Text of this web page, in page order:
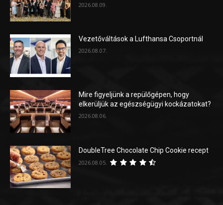
2026.08.09.
Vezetőváltások a Lufthansa Csoportnál
2026.08.07.
Mire figyeljünk a repülőgépen, hogy
elkerüljük az egészségügyi kockázatokat?
2026.08.06.
DoubleTree Chocolate Chip Cookie recept
2026.08.05.